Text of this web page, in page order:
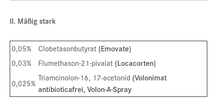
II. Mäßig stark
0,05% Clobetasonbutyrat (Emovate)
0,03%
Flumethason-21-pivalat (Locacorten)
0,025%
Triamcinolon-16, 17-acetonid (Volonimat
antibioticafrei, Volon-A-Spray